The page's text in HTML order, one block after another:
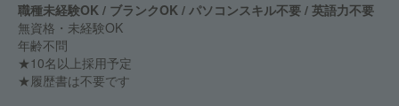
職種未経験OK / ブランクOK / パソコンスキル不要 / 英語力不要
無資格・未経験OK
年齢不問
★10名以上採用予定
★履歴書は不要です